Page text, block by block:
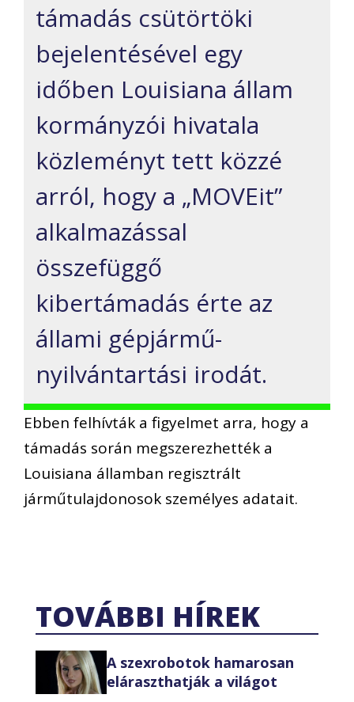
támadás csütörtöki
bejelentésével egy
időben Louisiana állam
kormányzói hivatala
közleményt tett közzé
arról, hogy a „MOVEit”
alkalmazással
összefüggő
kibertámadás érte az
állami gépjármű-
nyilvántartási irodát.
Ebben felhívták a figyelmet arra, hogy a
támadás során megszerezhették a
Louisiana államban regisztrált
járműtulajdonosok személyes adatait.
TOVÁBBI HÍREK
A szexrobotok hamarosan
eláraszthatják a világot